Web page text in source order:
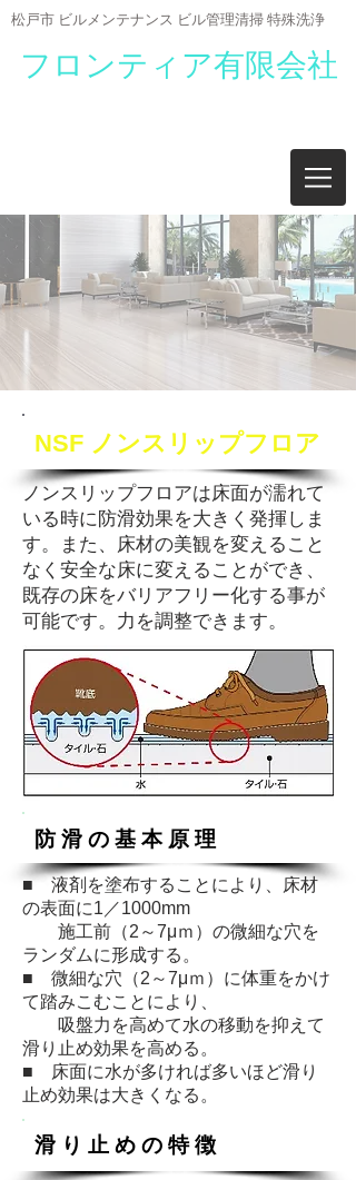
​松戸市 ビルメンテナンス ビル管理清掃 特殊洗浄
フロンティア有限会社
NSF ノンスリップフロア
ノンスリップフロアは床面が濡れて
いる時に防滑効果を大きく発揮しま
す。また、床材の美観を変えること
なく安全な床に変えることができ、
既存の床をバリアフリー化する事が
可能です。力を調整できます。
防 滑 の 基 本 原 理
■ 液剤を塗布することにより、床材
の表面に1／1000mm
施工前（2～7μｍ）の微細な穴を
ランダムに形成する。
■ 微細な穴（2～7μｍ）に体重をかけ
て踏みこむことにより、
吸盤力を高めて水の移動を抑えて
滑り止め効果を高める。
■ 床面に水が多ければ多いほど滑り
止め効果は大きくなる。
滑 り 止 め の 特 徴